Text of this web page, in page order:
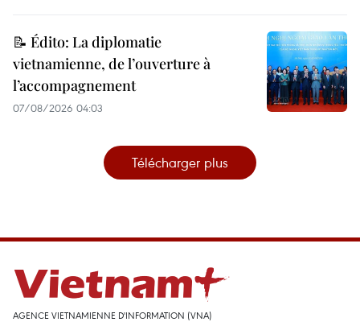
📝 Édito: La diplomatie
vietnamienne, de l’ouverture à
l’accompagnement
07/08/2026 04:03
Télécharger plus
AGENCE VIETNAMIENNE D'INFORMATION (VNA)